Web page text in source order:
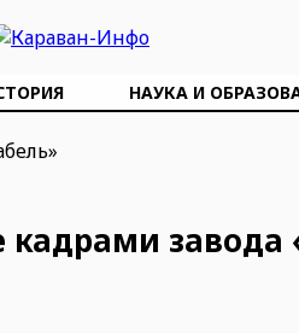
НАУКА И
завода